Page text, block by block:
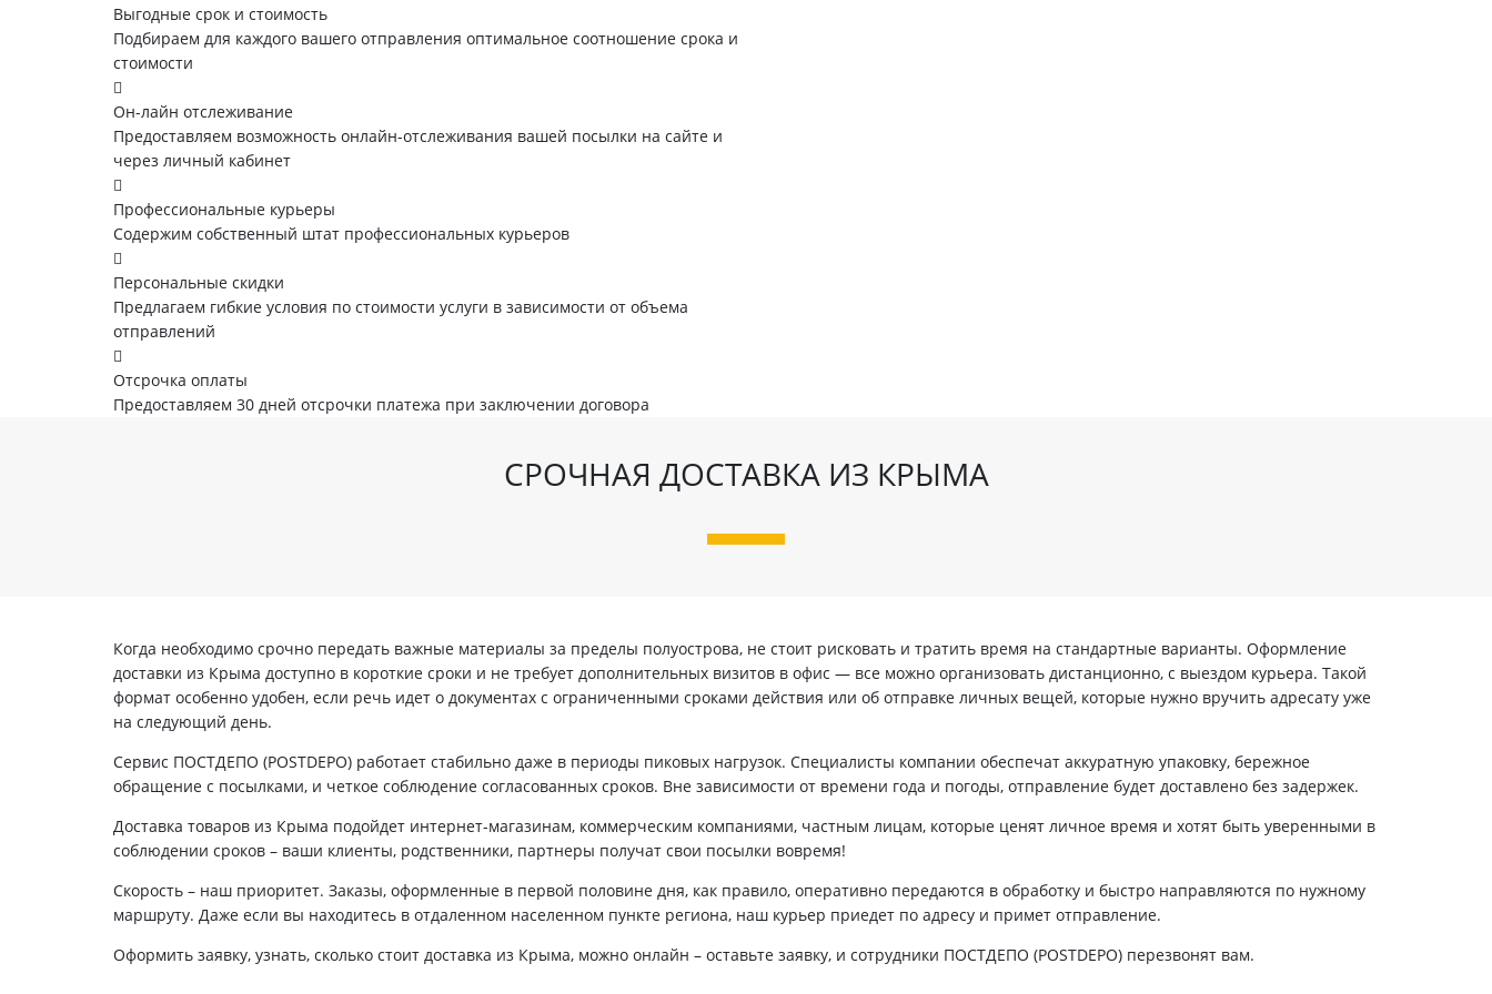
Выгодные срок и стоимость
Подбираем для каждого вашего отправления оптимальное соотношение срока и
стоимости
Он-лайн отслеживание
Предоставляем возможность онлайн-отслеживания вашей посылки на сайте и
через личный кабинет
Профессиональные курьеры
Содержим собственный штат профессиональных курьеров
Персональные скидки
Предлагаем гибкие условия по стоимости услуги в зависимости от объема
отправлений
Отсрочка оплаты
Предоставляем 30 дней отсрочки платежа при заключении договора
СРОЧНАЯ ДОСТАВКА ИЗ КРЫМА
Когда необходимо срочно передать важные материалы за пределы полуострова, не стоит рисковать и тратить время на стандартные варианты. Оформление
доставки из Крыма доступно в короткие сроки и не требует дополнительных визитов в офис — все можно организовать дистанционно, с выездом курьера. Такой
формат особенно удобен, если речь идет о документах с ограниченными сроками действия или об отправке личных вещей, которые нужно вручить адресату уже
на следующий день.
Сервис ПОСТДЕПО (POSTDEPO) работает стабильно даже в периоды пиковых нагрузок. Специалисты компании обеспечат аккуратную упаковку, бережное
обращение с посылками, и четкое соблюдение согласованных сроков. Вне зависимости от времени года и погоды, отправление будет доставлено без задержек.
Доставка товаров из Крыма подойдет интернет-магазинам, коммерческим компаниями, частным лицам, которые ценят личное время и хотят быть уверенными в
соблюдении сроков – ваши клиенты, родственники, партнеры получат свои посылки вовремя!
Скорость – наш приоритет. Заказы, оформленные в первой половине дня, как правило, оперативно передаются в обработку и быстро направляются по нужному
маршруту. Даже если вы находитесь в отдаленном населенном пункте региона, наш курьер приедет по адресу и примет отправление.
Оформить заявку, узнать, сколько стоит доставка из Крыма, можно онлайн – оставьте заявку, и сотрудники ПОСТДЕПО (POSTDEPO) перезвонят вам.